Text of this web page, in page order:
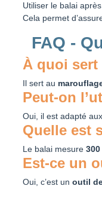
Utiliser le balai
Cela permet
FAQ -
À quoi
Il sert au
Peut-on
Oui, il est adapté aux
Quelle est
Le balai mesure 300
Est-ce un
Oui, c’est un outil